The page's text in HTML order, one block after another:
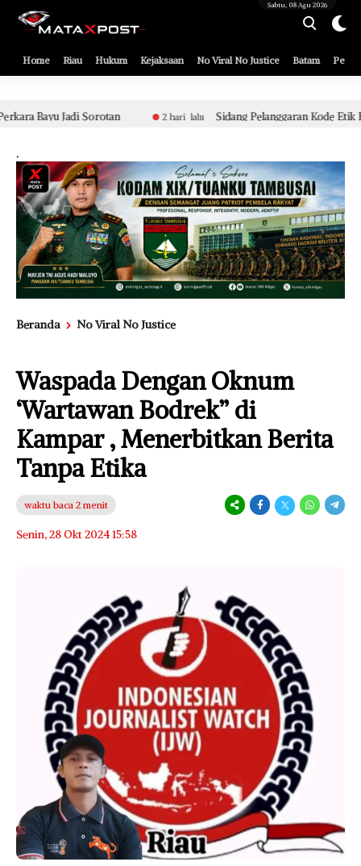
[gnpub_google_news_follow]
Home Riau Hukum Kejaksaan No Viral No Justice Batam
Sabtu, 08 Agu 2026
2 hari lalu Sidang Pelanggaran Kode Etik Berat Aparat Polsek Tualang
.
Beranda No Viral No Justice
Waspada Dengan Oknum
‘Wartawan Bodrek” di
Kampar , Menerbitkan Berita
Tanpa Etika
waktu baca 2 menit
Senin, 28 Okt 2024 15:58